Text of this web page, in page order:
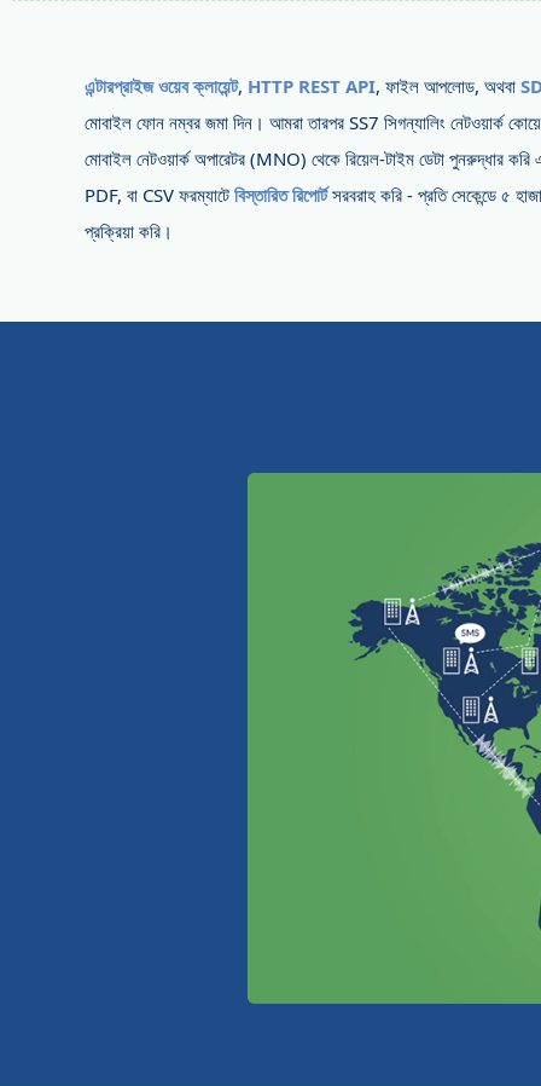
এন্টারপ্রাইজ ওয়েব ক্লায়েন্ট, HTTP REST API, ফাইল আপলোড, অথবা
মোবাইল ফোন নম্বর জমা দিন। আমরা তারপর SS7 সিগন্যালিং নেটওয়ার্ক
মোবাইল নেটওয়ার্ক অপারেটর (MNO) থেকে রিয়েল-টাইম ডেটা পুনরুদ্ধার
PDF, বা CSV ফরম্যাটে বিস্তারিত রিপোর্টসরবরাহ করি - প্রতি সেকেন্ডে ৫
প্রক্রিয়া করি।